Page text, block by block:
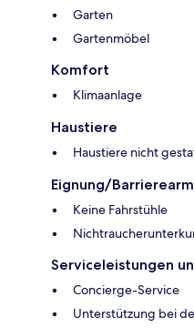
Garten
Gartenmöbel
Komfort
Klimaanlage
Haustiere
Haustiere nicht
Eignung/
Keine Fahrstühle
Serviceleistungen
Concierge-Service
Unterstützung bei